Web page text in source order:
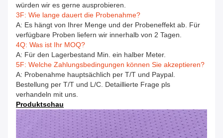
würden wir es gerne ausprobieren.
3F: Wie lange dauert die Probenahme?
A: Es hängt von Ihrer Menge und der Probeneffekt ab. Für
verfügbare Proben liefern wir innerhalb von 2 Tagen.
4Q: Was ist Ihr MOQ?
A: Für den Lagerbestand Min. ein halber Meter.
5F: Welche Zahlungsbedingungen können Sie akzeptieren?
A: Probenahme hauptsächlich per T/T und Paypal.
Bestellung per T/T und L/C. Detaillierte Frage pls
verhandeln mit uns.
Produktschau